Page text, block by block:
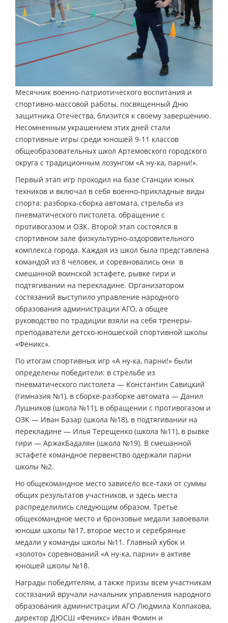
Месячник военно-патриотического воспитания и
спортивно-массовой работы, посвященный Дню
защитника Отечества, близится к своему завершению.
Несомненным украшением этих дней стали
спортивные игры среди юношей 9-11 классов
общеобразовательных школ Артемовского городского
округа с традиционным лозунгом «А ну-ка, парни!».
Первый этап игр проходил на базе Станции юных
техников и включал в себя военно-прикладные виды
спорта: разборка-сборка автомата, стрельба из
пневматического пистолета, обращение с
противогазом и ОЗК. Второй этап состоялся в
спортивном зале физкультурно-оздоровительного
комплекса города. Каждая из школ была представлена
командой из 8 человек, и соревновались они в
смешанной воинской эстафете, рывке гири и
подтягивании на перекладине. Организатором
состязаний выступило управление народного
образования администрации АГО, а общее
руководство по традиции взяли на себя тренеры-
преподаватели детско-юношеской спортивной школы
«Феникс».
По итогам спортивных игр «А ну-ка, парни!» были
определены победители: в стрельбе из
пневматического пистолета — Константин Савицкий
(гимназия №1), в сборке-разборке автомата — Данил
Лушников (школа №11), в обращении с противогазом и
ОЗК — Иван Базар (школа №18), в подтягивании на
перекладине — Илья Терещенко (школа №11), в рывке
гири — АржакБадалян (школа №19). В смешанной
эстафете командное первенство одержали парни
школы №2.
Но общекомандное место зависело все-таки от суммы
общих результатов участников, и здесь места
распределились следующим образом. Третье
общекомандное место и бронзовые медали завоевали
юноши школы №17, второе место и серебряные
медали у команды школы №11. Главный кубок и
«золото» соревнований «А ну-ка, парни» в активе
юношей школы №18.
Награды победителям, а также призы всем участникам
состязаний вручали начальник управления народного
образования администрации АГО Людмила Колпакова,
директор ДЮСШ «Феникс» Иван Фомин и